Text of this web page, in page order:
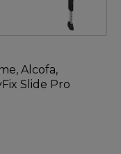
Alcofa,
Slide Pro